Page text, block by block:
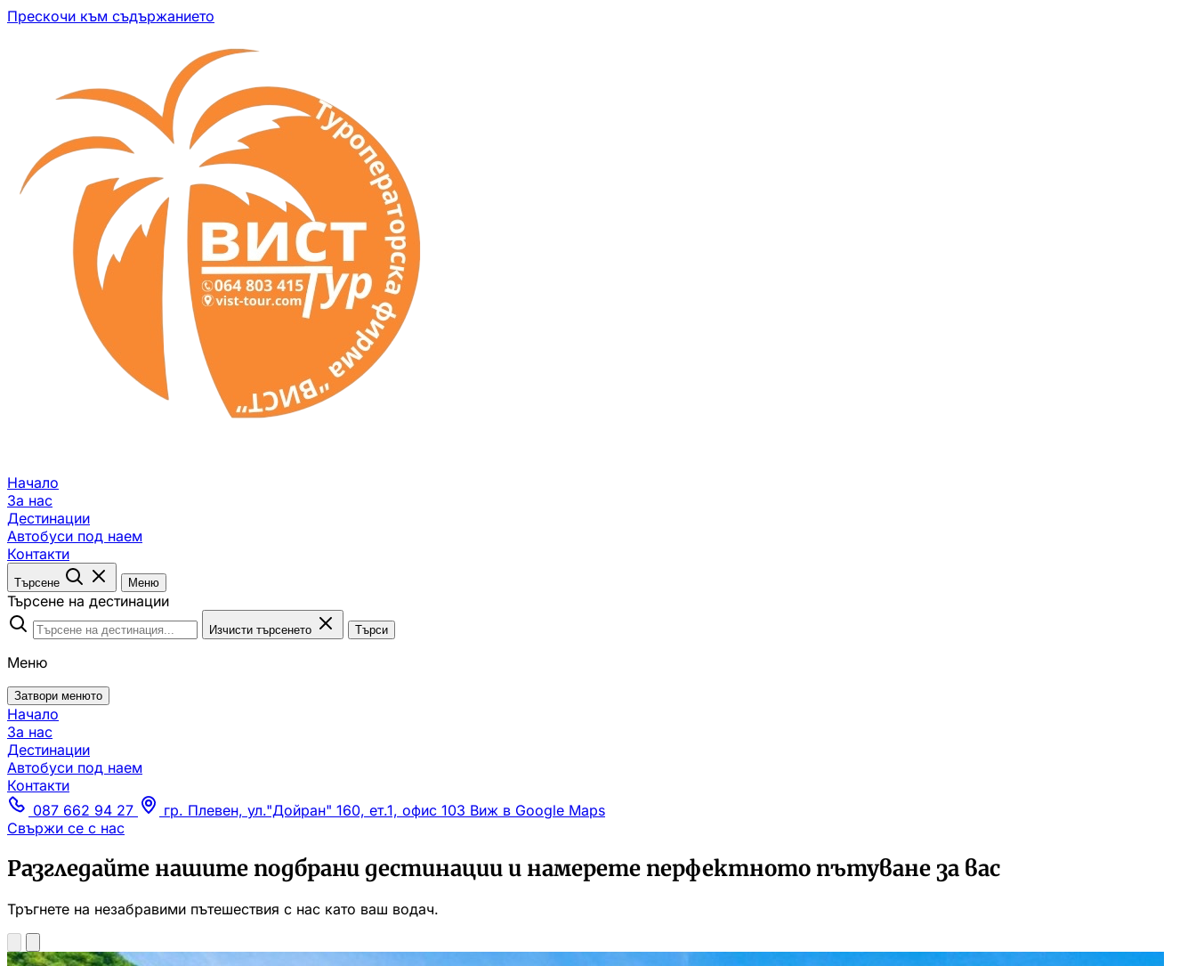
Прескочи към съдържанието
Начало
За нас
Дестинации
Автобуси под наем
Контакти
Търсене Меню
Търсене на дестинации
Изчисти търсенето Търси
Меню
Затвори менюто
Начало
За нас
Дестинации
Автобуси под наем
Контакти
087 662 94 27
гр. Плевен, ул."Дойран" 160, ет.1, офис 103 Виж в Google Maps
Свържи се с нас
Разгледайте нашите подбрани дестинации и намерете перфектното пътуване за вас
Тръгнете на незабравими пътешествия с нас като ваш водач.